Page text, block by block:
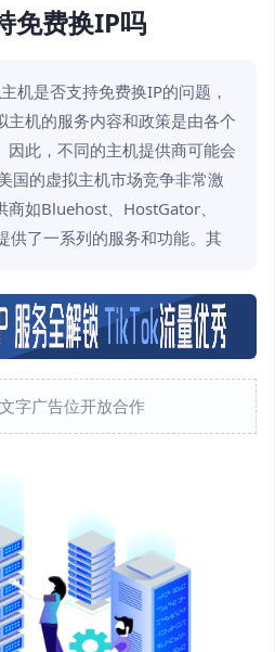
免费换IP吗
机是否支持免费换IP的问题，
主机的服务内容和政策是由各个
因此，不同的主机提供商可能会
国的虚拟主机市场竞争非常激
如Bluehost、HostGator、
了一系列的服务和功能。其
字广告位开放合作